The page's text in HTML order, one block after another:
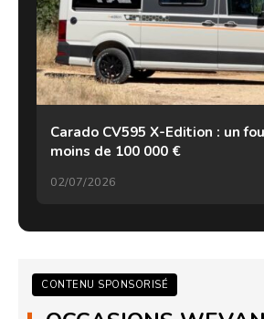
Carado CV595 X-Edition : un
moins de 100 000 €
02/07/2026
CONTENU SPONSORISÉ